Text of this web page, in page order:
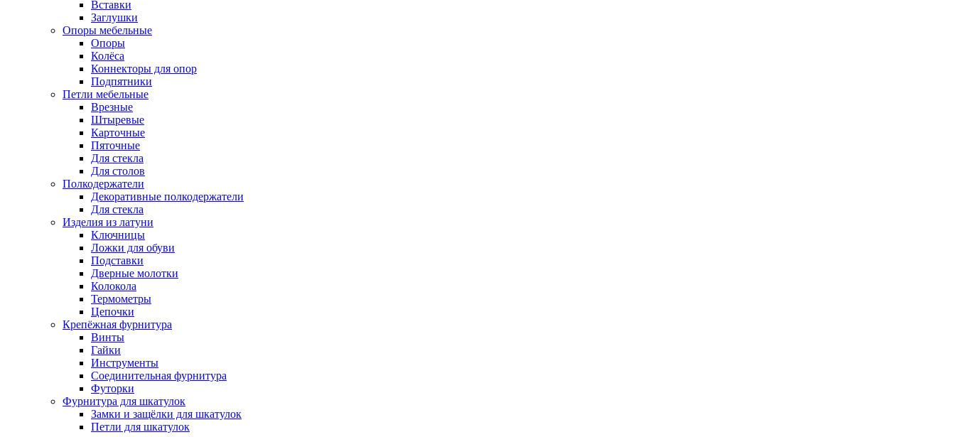
Вставки
Заглушки
Опоры мебельные
Опоры
Колёса
Коннекторы для опор
Подпятники
Петли мебельные
Врезные
Штыревые
Карточные
Пяточные
Для стекла
Для столов
Полкодержатели
Декоративные полкодержатели
Для стекла
Изделия из латуни
Ключницы
Ложки для обуви
Подставки
Дверные молотки
Колокола
Термометры
Цепочки
Крепёжная фурнитура
Винты
Гайки
Инструменты
Соединительная фурнитура
Футорки
Фурнитура для шкатулок
Замки и защёлки для шкатулок
Петли для шкатулок